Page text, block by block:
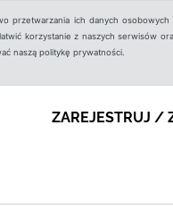
przetwarzania ich danych
korzystanie z naszych serwisów
naszą politykę prywatności.
ZAREJESTRUJ /